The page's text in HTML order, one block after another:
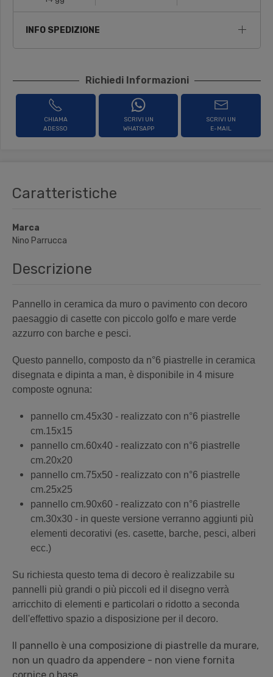
INFO SPEDIZIONE
Richiedi Informazioni
CHIAMA
ADESSO
SCRIVI UN
WHATSAPP
SCRIVI UN
E-MAIL
Caratteristiche
Marca
Nino Parrucca
Descrizione
Pannello in ceramica da muro o pavimento con decoro
paesaggio di casette con piccolo golfo e mare verde
azzurro con barche e pesci.
Questo pannello, composto da n°6 piastrelle in ceramica
disegnata e dipinta a man, è disponibile in 4 misure
composte ognuna:
pannello cm.45x30 - realizzato con n°6 piastrelle
cm.15x15
pannello cm.60x40 - realizzato con n°6 piastrelle
cm.20x20
pannello cm.75x50 - realizzato con n°6 piastrelle
cm.25x25
pannello cm.90x60 - realizzato con n°6 piastrelle
cm.30x30 - in queste versione verranno aggiunti più
elementi decorativi (es. casette, barche, pesci, alberi
ecc.)
Su richiesta questo tema di decoro è realizzabile su
pannelli più grandi o più piccoli ed il disegno verrà
arricchito di elementi e particolari o ridotto a seconda
dell'effettivo spazio a disposizione per il decoro.
Il pannello è una composizione di piastrelle da murare,
non un quadro da appendere - non viene fornita